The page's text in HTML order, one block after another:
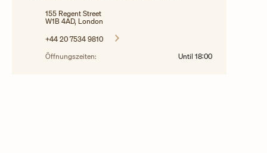
155 Regent Street
W1B 4AD, London
+44 20 7534 9810
Öffnungszeiten:
Until 18:00